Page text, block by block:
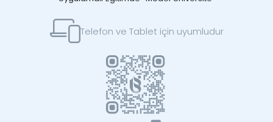
Telefon ve Tablet için uyumludur